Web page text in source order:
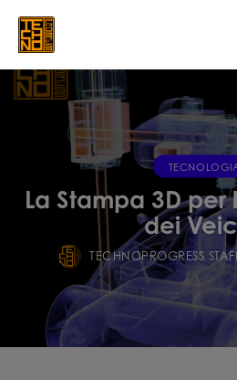
La Stampa 3D per
dei
TECHNOPROGRESS